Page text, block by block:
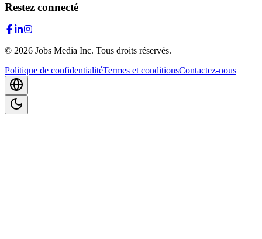
Restez connecté
© 2026 Jobs Media Inc. Tous droits réservés.
Politique de confidentialitéTermes et conditionsContactez-nous